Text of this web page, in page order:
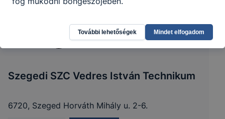
Szegedi SZC Vedres István Technikum
6720, Szeged Horváth Mihály u. 2-6.
További lehetőségek Mindet elfogadom